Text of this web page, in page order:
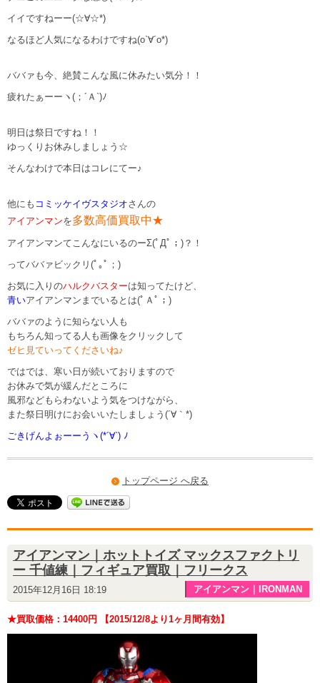
イイですねーー(☆∀☆*)
なるほど人気になるわけですね(o`∀´o*)
ババァも今、絶賛こんな風に休みたい気分！！
疲れたぁーーヽ(；´Ａ`)ﾉ
明日は祭日ですね！！
ゆっくりお休みしましょう☆
そんなわけで本日はコレにてー♪
他にも コミッケイヴスタジオさんの
アイアンマンを多数高価買取中★
アイアンマンてこんなにいるのーΣ(ﾟДﾟ；)？！
ってババァビックリ(ﾟ｡ﾟ；)
お気に入りのハルクバスターは知ってたけど、
青いアイアンマンまでいるとは(ﾟＡﾟ；)
ババァのように知らない人も
もちろん知ってる人も画像をクリックして
ゼヒ見ていってくださいね♪
ではでは、寒い日が続いておりますので
お休みで気が緩んだところに
風邪などもらわないよう気をつけながら、
また祭日明けにお会いいたしましょう(´∀｀*)
ごきげんよぉーーうヽ(*´∀`) ﾉ
トップページ へ戻る
アイアンマン｜ホットトイズ マックスファクトリ
ー 千値練｜フィギュア買取｜フリークス
2015年12月16日 18:19 アイアンマン｜IRONMAN
★買取価格：14400円 【2015/12/8より1ヶ月間有効】